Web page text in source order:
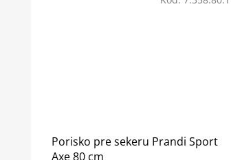
Porisko pre sekeru Prandi Sport
Axe 80 cm